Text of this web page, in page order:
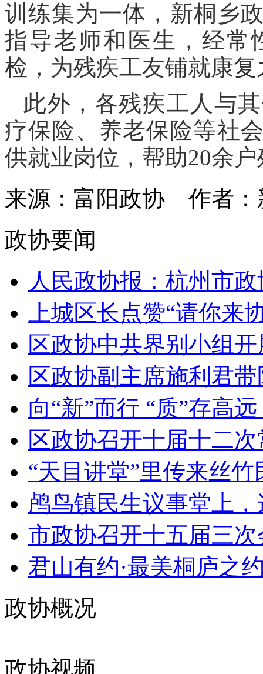
训练集为一体，新桐乡
指导老师和医生，经常
检，为残疾工友铺就康复
此外，各残疾工人与
疗保险、养老保险等社
供就业岗位，帮助20余
来源：富阳政协 作者
政协要闻
人民政协报：杭州市
上城区长点赞“请你来
区政协中共界别小组
区政协副主席施利君
向“新”而行 “质”存高
区政协召开十届十二
“天目讲堂”里传来丝竹
鸬鸟镇民生议事堂上
市政协召开十五届三
君山有约·最美桐庐之
政协概况